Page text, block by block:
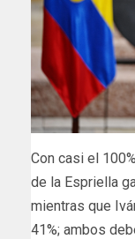
​Con casi el
de la Espriella
mientras que
41%; ambos